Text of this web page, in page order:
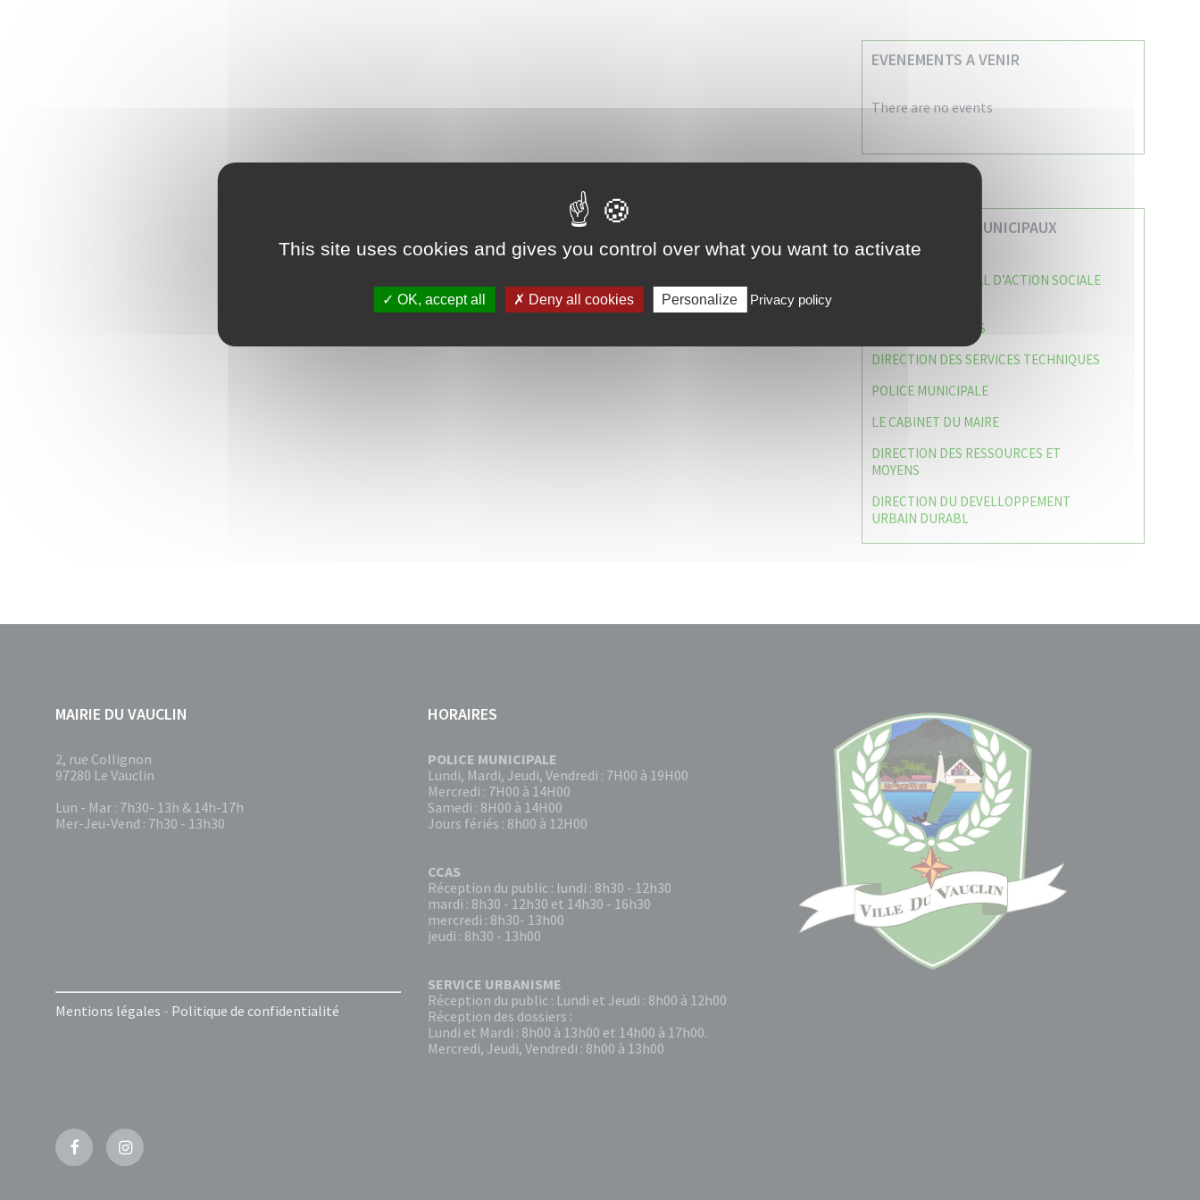
EVENEMENTS A VENIR
There are no events
VOS SERVICES MUNICIPAUX
CENTRE COMMUNAL D’ACTION SOCIALE
CAISSE DES ÉCOLES
DIRECTION DES SERVICES TECHNIQUES
POLICE MUNICIPALE
LE CABINET DU MAIRE
DIRECTION DES RESSOURCES ET
MOYENS
DIRECTION DU DEVELLOPPEMENT
URBAIN DURABL
MAIRIE DU VAUCLIN
2, rue Collignon
97280 Le Vauclin
Lun - Mar : 7h30- 13h & 14h-17h
Mer-Jeu-Vend : 7h30 - 13h30
Mentions légales - Politique de confidentialité
HORAIRES
POLICE MUNICIPALE
Lundi, Mardi, Jeudi, Vendredi : 7H00 à 19H00
Mercredi : 7H00 à 14H00
Samedi : 8H00 à 14H00
Jours fériés : 8h00 à 12H00
CCAS
Réception du public : lundi : 8h30 - 12h30
mardi : 8h30 - 12h30 et 14h30 - 16h30
mercredi : 8h30- 13h00
jeudi : 8h30 - 13h00
SERVICE URBANISME
Réception du public : Lundi et Jeudi : 8h00 à 12h00
Réception des dossiers :
Lundi et Mardi : 8h00 à 13h00 et 14h00 à 17h00.
Mercredi, Jeudi, Vendredi : 8h00 à 13h00
FacebookInstagram
This site uses cookies and gives you control over what you want to activate
OK, accept all Deny all cookies Personalize Privacy policy